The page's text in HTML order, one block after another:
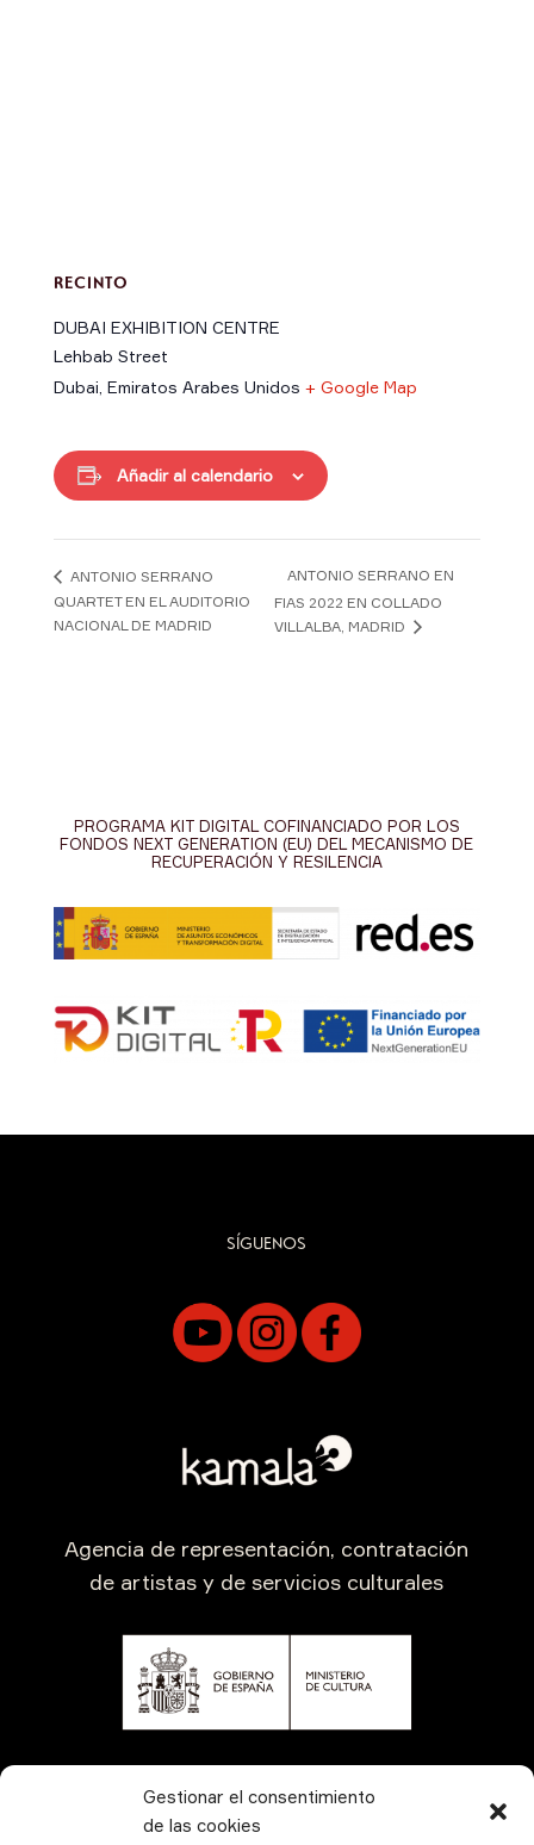
Gestionar el consentimiento
de las cookies
Añadir al calendario
RECINTO
DUBAI EXHIBITION CENTRE
Lehbab Street
Dubai Emiratos Arabes Unidos + Google Map
ANTONIO SERRANO
QUARTET EN EL AUDITORIO
NACIONAL DE MADRID
ANTONIO SERRANO EN
FIAS 2022 EN COLLADO
VILLALBA, MADRID
PROGRAMA KIT DIGITAL COFINANCIADO POR LOS
FONDOS NEXT GENERATION (EU) DEL MECANISMO DE
RECUPERACIÓN Y RESILENCIA
SÍGUENOS
Agencia de representación, contratación
de artistas y de servicios culturales